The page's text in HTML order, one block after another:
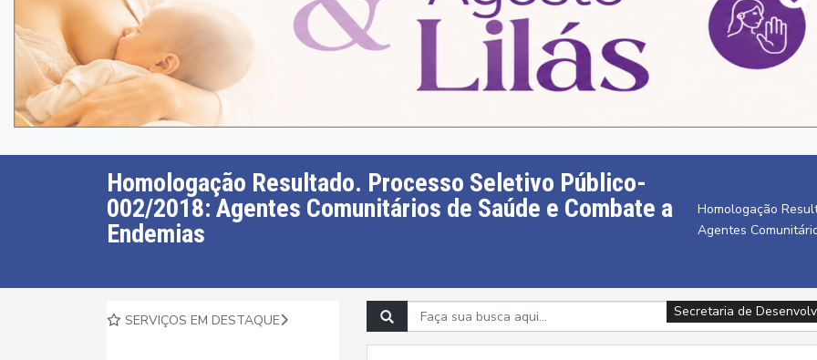
Homologação Resultado. Processo Seletivo Público-
002/2018: Agentes Comunitários de Saúde e Combate a
Endemias
Homologação
Agentes
SERVIÇOS EM DESTAQUE
Secretaria de